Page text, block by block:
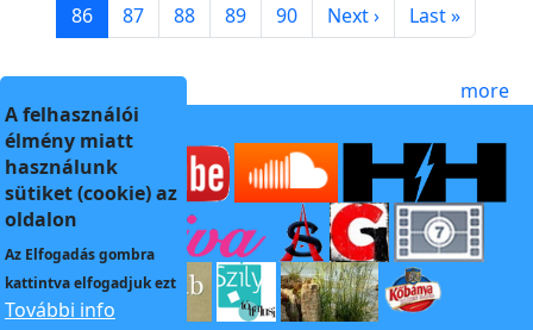
Page
86 Page
87 Page
88 Page
89 Page
90 Next page
Next › Last page
Last »
more
A felhasználói
élmény miatt
használunk
sütiket (cookie) az
oldalon
Az Elfogadásgombra
kattintva elfogadjuk ezt
További info